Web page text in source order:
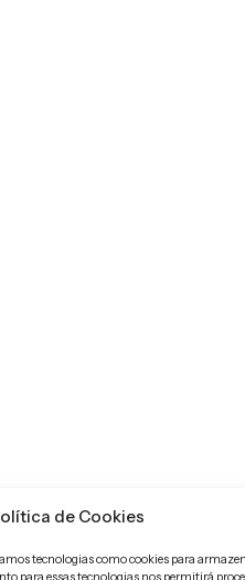
de Cookies
tecnologias como cookies para
para essas tecnologias nos permitirá